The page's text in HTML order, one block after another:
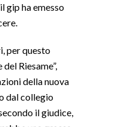
gip ha emesso
per questo
Riesame”,
della nuova
dal collegio
il giudice,